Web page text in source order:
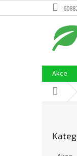
na
Akce
Domů